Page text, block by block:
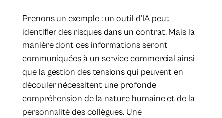
Prenons un exemple : un outil d’IA peut
identifier des risques dans un contrat. Mais la
manière dont ces informations seront
communiquées à un service commercial ainsi
que la gestion des tensions qui peuvent en
découler nécessitent une profonde
compréhension de la nature humaine et de la
personnalité des collègues. Une